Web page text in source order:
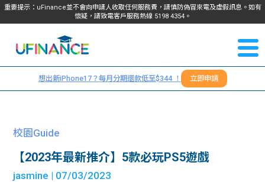
重要提示：uFinance並不會向申請人收取任何服務費，請慎防偽冒來電及虛假訊息。如有
懷疑，請致電客戶服務熱線 5198 4354。
我們
服務
們
＋
想出新iPhone17？每月分期還款低至$344 ！ 立即申請
校園Guide
【2023年最新推介】5款必玩PS5遊戲
jasmine | 07/03/2023